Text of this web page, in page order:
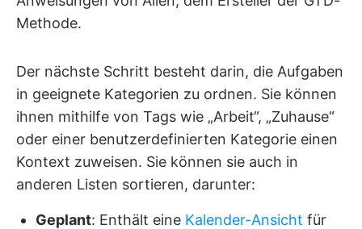
Methode.
Der nächste Schritt besteht darin, die Aufgaben
in geeignete Kategorien zu ordnen. Sie können
ihnen mithilfe von Tags wie „Arbeit“, „Zuhause“
oder einer benutzerdefinierten Kategorie einen
Kontext zuweisen. Sie können sie auch in
anderen Listen sortieren, darunter:
Geplant: Enthält eine Kalender-Ansicht für